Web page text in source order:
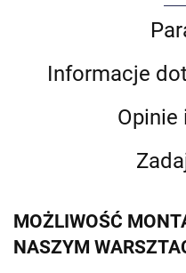
Informacje
Opinie
MOŻLIWOŚĆ
NASZYM